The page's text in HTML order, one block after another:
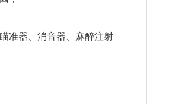
准器、消音器、麻醉注射